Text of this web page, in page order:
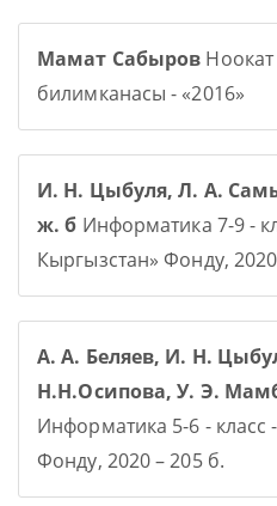
Мамат Сабыров
билимканасы - «2016»
И. Н. Цыбуля, Л. А.
ж. б Информатика 7-9 -
Кыргызстан» Фонду,
А. А. Беляев, И. Н.
Н.Н.Осипова, У. Э.
Информатика 5-6 - класс
Фонду, 2020 – 205 б.